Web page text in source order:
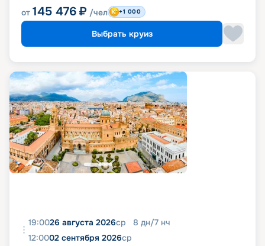
от 145 476 ₽ /чел +1 000
Выбрать круиз
19:0026 августа 2026ср 8 дн/7 нч
12:0002 сентября 2026ср